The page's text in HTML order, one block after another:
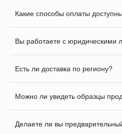
Какие способы оплаты
Вы работаете с юридическими
Есть ли доставка по региону?
Можно ли увидеть образцы
Делаете ли вы